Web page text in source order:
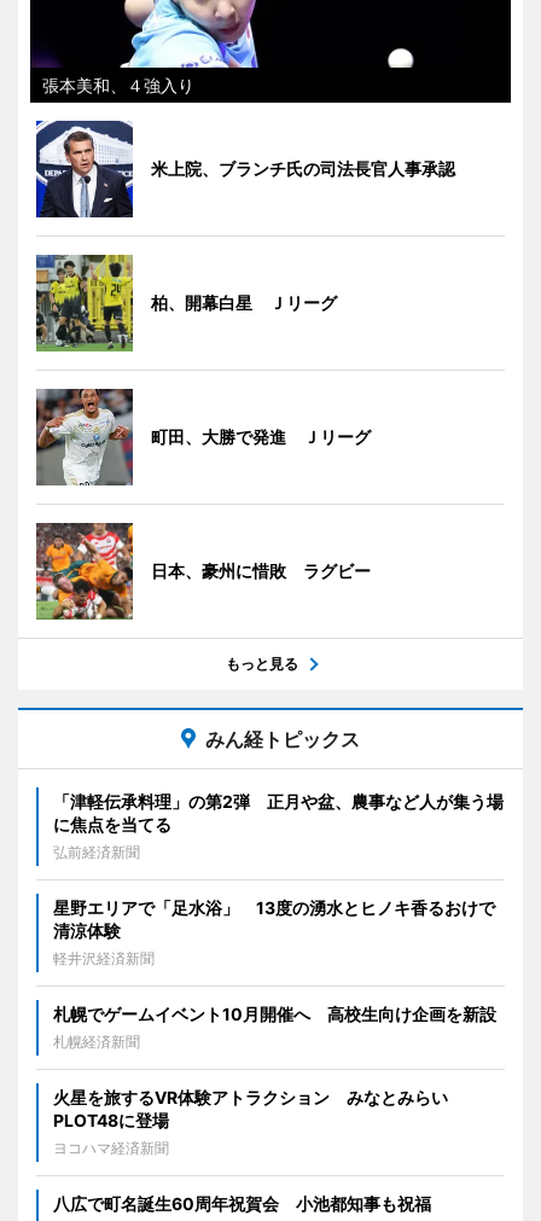
張本美和、４強入り
米上院、ブランチ氏の司法長官人事承認
柏、開幕白星 Ｊリーグ
町田、大勝で発進 Ｊリーグ
日本、豪州に惜敗 ラグビー
もっと見る
みん経トピックス
「津軽伝承料理」の第2弾 正月や盆、農事など人が集う場
に焦点を当てる
弘前経済新聞
星野エリアで「足水浴」 13度の湧水とヒノキ香るおけで
清涼体験
軽井沢経済新聞
札幌でゲームイベント10月開催へ 高校生向け企画を新設
札幌経済新聞
火星を旅するVR体験アトラクション みなとみらい
PLOT48に登場
ヨコハマ経済新聞
八広で町名誕生60周年祝賀会 小池都知事も祝福